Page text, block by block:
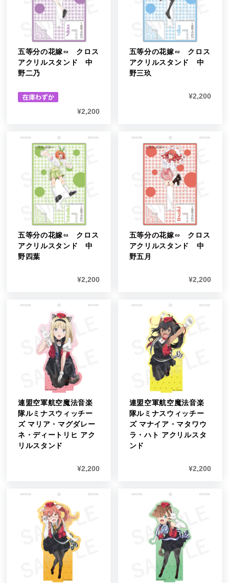
五等分の花嫁∽ クロス
アクリルスタンド 中
野二乃
¥2,200
五等分の花嫁∽ クロス
アクリルスタンド 中
野三玖
¥2,200
五等分の花嫁∽ クロス
アクリルスタンド 中
野四葉
¥2,200
五等分の花嫁∽ クロス
アクリルスタンド 中
野五月
¥2,200
連盟空軍航空魔法音楽
隊ルミナスウィッチー
ズ マリア・マグダレー
ネ・ディートリヒ アク
リルスタンド
¥2,200
連盟空軍航空魔法音楽
隊ルミナスウィッチー
ズ マナイア・マタワウ
ラ・ハト アクリルスタ
ンド
¥2,200